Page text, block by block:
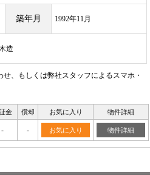
築年月 1992年11月
造
、もしくは弊社スタッフによるスマホ・
金 償却 お気に入り 物件詳細
- - お気に入り 物件詳細